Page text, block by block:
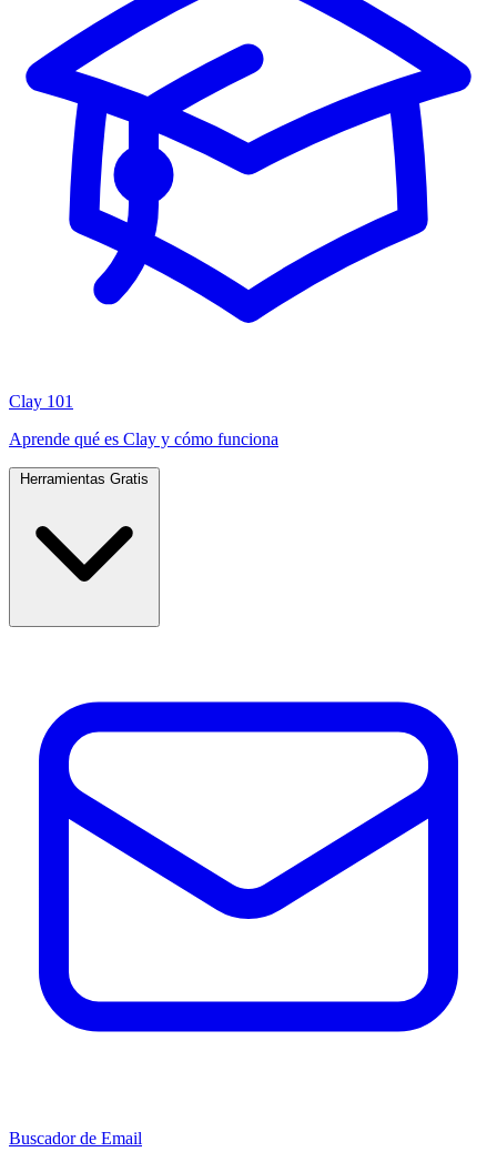
Clay 101
Aprende qué es Clay y cómo funciona
Buscador de Email